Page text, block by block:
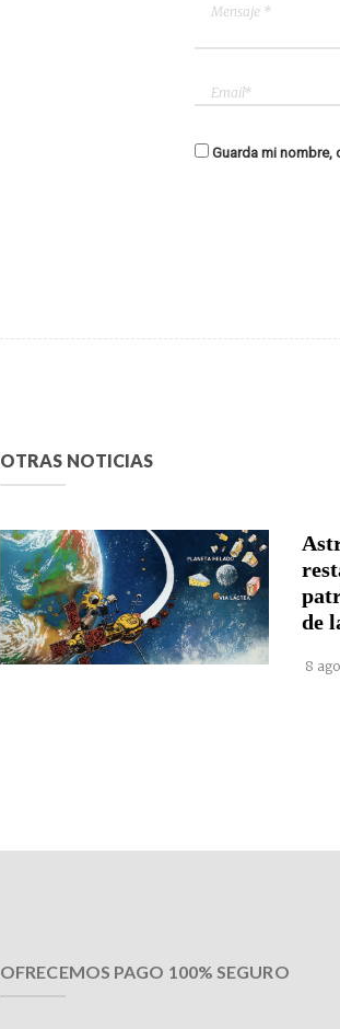
Guarda mi nombre,
OTRAS NOTICIAS
de
8
OFRECEMOS PAGO 100% SEGURO